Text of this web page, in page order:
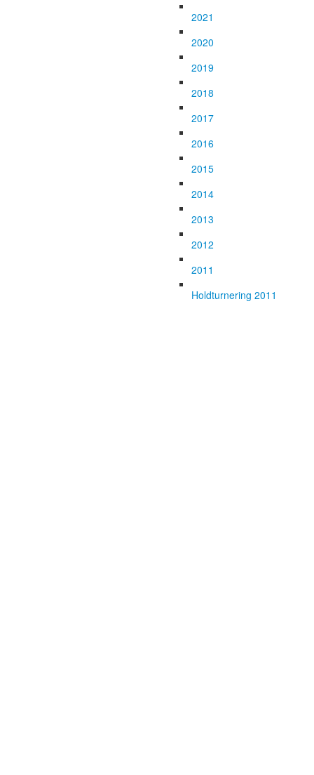
2021
2020
2019
2018
2017
2016
2015
2014
2013
2012
2011
Holdturnering 2011